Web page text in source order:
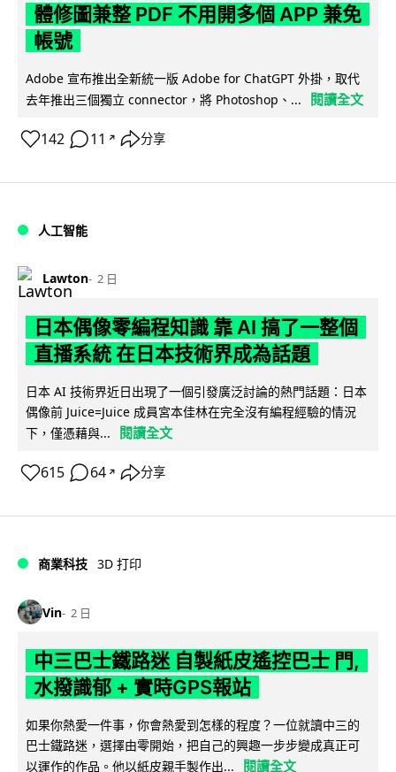
體修圖兼整 PDF 不用開多個 APP 兼免
帳號
Adobe 宣布推出全新統一版 Adobe for ChatGPT 外掛，取代
去年推出三個獨立 connector，將 Photoshop、...
閱讀全文
142 11 ↗ 分享
人工智能
Lawton 2 日
日本偶像零編程知識 靠 AI 搞了一整個
直播系統 在日本技術界成為話題
日本 AI 技術界近日出現了一個引發廣泛討論的熱門話題：日本
偶像前 Juice=Juice 成員宮本佳林在完全沒有編程經驗的情況
下，僅憑藉與...
閱讀全文
615 64 ↗ 分享
商業科技 3D 打印
Vin 2 日
中三巴士鐵路迷 自製紙皮遙控巴士 門,
水撥識郁 + 實時GPS報站
如果你熱愛一件事，你會熱愛到怎樣的程度？一位就讀中三的
巴士鐵路迷，選擇由零開始，把自己的興趣一步步變成真正可
以運作的作品。他以紙皮親手製作出...
閱讀全文